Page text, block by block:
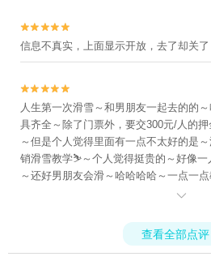


信息不真实，上面显示开放，去了却关


人生第一次滑雪～和男朋友一起去的的
具齐全～除了门票外，要交300元/人的
～但是个人觉得里面有一点不太好的是
销滑雪教学⛷️～个人觉得挺贵的～好像一
～还好男朋友会滑～哈哈哈哈～一点一

查看全部点评